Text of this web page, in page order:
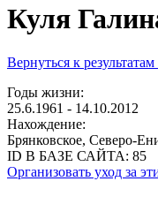
Куля
Вернуться к
Годы жизни:
25.6.1961 - 14.10.2012
Нахождение:
Брянковское, Северо-
ID В БАЗЕ САЙТА: 85
Организовать уход за